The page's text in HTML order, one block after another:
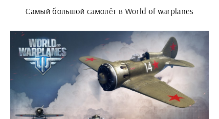
Самый большой самолёт в World of warplanes